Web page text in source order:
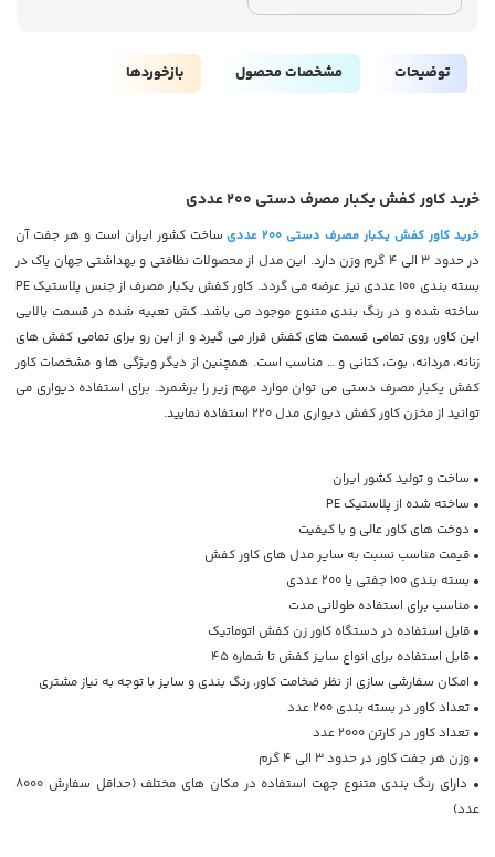
توضیحات مشخصات محصول بازخوردها
خرید کاور کفش یکبار مصرف دستی 200 عددی
خرید کاور کفش یکبار مصرف دستی 200 عددی
ساخت کشور ایران است و هر جفت آن
در حدود 3 الی 4 گرم وزن دارد. این مدل از محصولات نظافتی و بهداشتی جهان پاک در
بسته بندی 100 عددی نیز عرضه می گردد. کاور کفش یکبار مصرف از جنس پلاستیک PE
ساخته شده و در رنگ بندی متنوع موجود می باشد. کش تعبیه شده در قسمت بالایی
این کاور، روی تمامی قسمت های کفش قرار می گیرد و از این رو برای تمامی کفش های
زنانه، مردانه، بوت، کتانی و … مناسب است. همچنین از دیگر ویژگی ها و مشخصات کاور
کفش یکبار مصرف دستی می توان موارد مهم زیر را برشمرد. برای استفاده دیواری می
توانید از مخزن کاور کفش دیواری مدل 220 استفاده نمایید.
• ساخت و تولید کشور ایران
• ساخته شده از پلاستیک PE
• دوخت های کاور عالی و با کیفیت
• قیمت مناسب نسبت به سایر مدل های کاور کفش
• بسته بندی 100 جفتی یا 200 عددی
• مناسب برای استفاده طولانی مدت
• قابل استفاده در دستگاه کاور زن کفش اتوماتیک
• قابل استفاده برای انواع سایز کفش تا شماره 45
• امکان سفارشی سازی از نظر ضخامت کاور، رنگ بندی و سایز با توجه به نیاز مشتری
• تعداد کاور در بسته بندی 200 عدد
• تعداد کاور در کارتن 2000 عدد
• وزن هر جفت کاور در حدود 3 الی 4 گرم
• دارای رنگ بندی متنوع جهت استفاده در مکان های مختلف (حداقل سفارش 8000
عدد)